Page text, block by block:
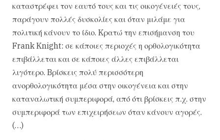
καταστρέφει τον εαυτό τους και τις οικογένειές τους,
παράγουν πολλές δυσκολίες και όταν μιλάμε για
πολιτική κάνουν το ίδιο. Kρατώ την επισήμανση του
Frank Knight: σε κάποιες περιοχές η ορθολογικότητα
επιβάλλεται και σε κάποιες άλλες επιβάλλεται
λιγότερο. Bρίσκεις πολύ περισσότερη
ανορθολογικότητα μέσα στην οικογένεια και στην
καταναλωτική συμπεριφορά, από ότι βρίσκεις π.χ. στην
συμπεριφορά των επιχειρήσεων όταν κάνουν αγορές.
(…)